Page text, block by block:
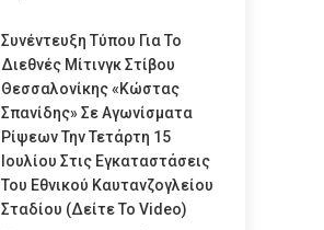
Συνέντευξη Τύπου Για Το
Διεθνές Μίτινγκ Στίβου
Θεσσαλονίκης «Κώστας
Σπανίδης» Σε Αγωνίσματα
Ρίψεων Την Τετάρτη 15
Ιουλίου Στις Εγκαταστάσεις
Του Εθνικού Καυτανζογλείου
Σταδίου (Δείτε Το Video)